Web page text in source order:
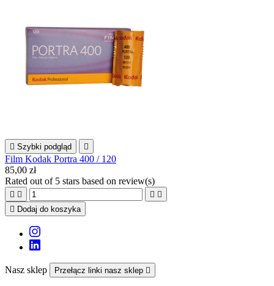
 Szybki podgląd 
Film Kodak Portra 400 / 120
85,00 zł
Rated out of 5 stars based on review(s)
   
 Dodaj do koszyka
Nasz sklep Przełącz linki nasz sklep 